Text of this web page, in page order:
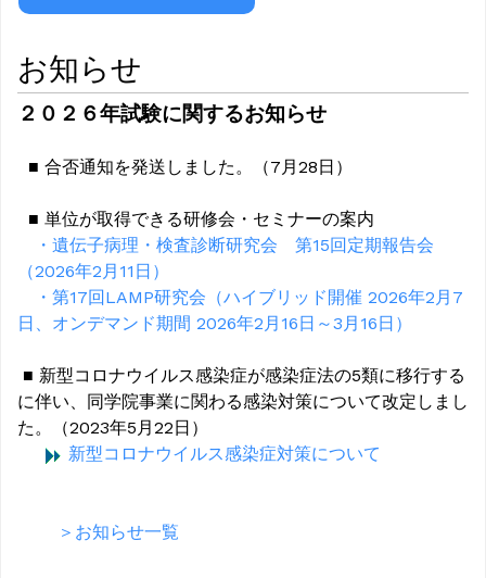
お知らせ
２０２６年試験に関するお知らせ
■ 合否通知を発送しました。（7月28日）
■ 単位が取得できる研修会・セミナーの案内
・遺伝子病理・検査診断研究会 第15回定期報告会
（2026年2月11日）
・第17回LAMP研究会（ハイブリッド開催 2026年2月7
日、オンデマンド期間 2026年2月16日～3月16日）
■ 新型コロナウイルス感染症が感染症法の5類に移行する
に伴い、同学院事業に関わる感染対策について改定しまし
た。（2023年5月22日）
新型コロナウイルス感染症対策について
＞お知らせ一覧